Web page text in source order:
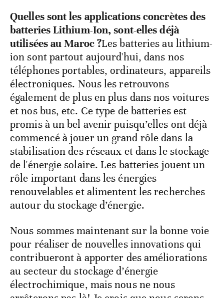
Quelles sont les applications concrètes des
batteries Lithium-Ion, sont-elles déjà
utilisées au Maroc ?Les batteries au lithium-
ion sont partout aujourd'hui, dans nos
téléphones portables, ordinateurs, appareils
électroniques. Nous les retrouvons
également de plus en plus dans nos voitures
et nos bus, etc. Ce type de batteries est
promis à un bel avenir puisqu’elles ont déjà
commencé à jouer un grand rôle dans la
stabilisation des réseaux et dans le stockage
de l'énergie solaire. Les batteries jouent un
rôle important dans les énergies
renouvelables et alimentent les recherches
autour du stockage d’énergie.
Nous sommes maintenant sur la bonne voie
pour réaliser de nouvelles innovations qui
contribueront à apporter des améliorations
au secteur du stockage d’énergie
électrochimique, mais nous ne nous